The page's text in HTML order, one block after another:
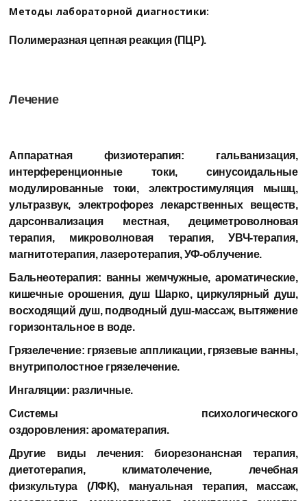
Методы лабораторной диагностики:
Полимеразная цепная реакция (ПЦР).
Лечение
Аппаратная физиотерапия: гальванизация,
интерференционные токи, синусоидальные
модулированные токи, электростимуляция мышц,
ультразвук, электрофорез лекарственных веществ,
дарсонвализация местная, дециметроволновая
терапия, микроволновая терапия, УВЧ-терапия,
магнитотерапия, лазеротерапия, УФ-облучение.
Бальнеотерапия: ванны жемчужные, ароматические,
кишечные орошения, душ Шарко, циркулярный душ,
восходящий душ, подводный душ-массаж, вытяжение
горизонтальное в воде.
Грязелечение: грязевые аппликации, грязевые ванны,
внутриполостное грязелечение.
Ингаляции: различные.
Системы психологического
оздоровления: ароматерапия.
Другие виды лечения:биорезонансная терапия,
диетотерапия, климатолечение, лечебная
физкультура (ЛФК), мануальная терапия, массаж,